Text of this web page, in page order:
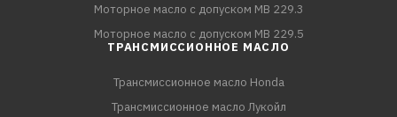
Моторное масло с допуском MB 229.3
Моторное масло с допуском MB 229.5
ТРАНСМИССИОННОЕ МАСЛО
Трансмиссионное масло Honda
Трансмиссионное масло Лукойл